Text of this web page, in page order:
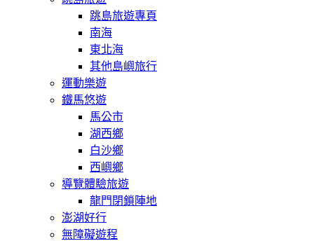
跳島旅遊專頁
南海
東北海
其他島嶼旅行
運動樂遊
鐵馬悠遊
馬公市
湖西鄉
白沙鄉
西嶼鄉
導覽體驗旅遊
龍門閉鎖陣地
澎湖好行
無障礙遊程